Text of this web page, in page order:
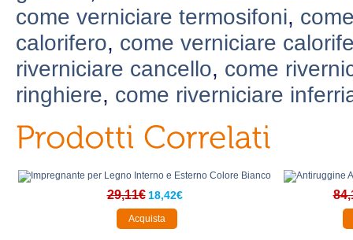
come verniciare termosifoni,
calorifero, come verniciare
riverniciare cancello, come
ringhiere, come riverniciare
29,11€ 18,42€
Acquista